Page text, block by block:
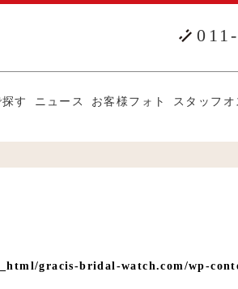
す ニュース お客様フォト スタッフオ
gracis-bridal-watch.com/wp-